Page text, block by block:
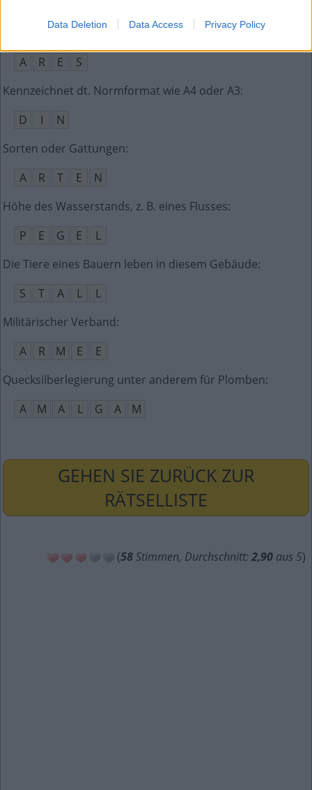
Data Deletion Data Access Privacy Policy
Griechischer Gott des Krieges:
A
R E
S
Kennzeichnet dt. Normformat wie A4 oder A3:
D
I
N
Sorten oder Gattungen:
A
R T E
N
Höhe des Wasserstands, z. B. eines Flusses:
P
E G E
L
Die Tiere eines Bauern leben in diesem Gebäude:
S
T A L
L
Militärischer Verband:
A
R M E
E
Quecksilberlegierung unter anderem für Plomben:
A
M A L G A M
GEHEN SIE ZURÜCK ZUR
RÄTSELLISTE
(58Stimmen, Durchschnitt: 2,90 aus 5)